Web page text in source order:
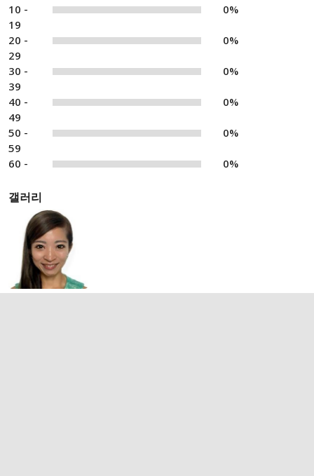
10 -
19
0%
20 -
29
0%
30 -
39
0%
40 -
49
0%
50 -
59
0%
60 - 0%
갤러리